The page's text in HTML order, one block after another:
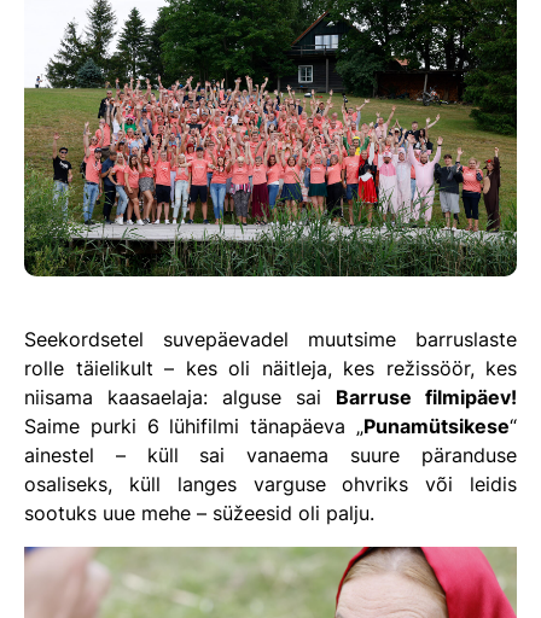
Seekordsetel suvepäevadel muutsime barruslaste
rolle täielikult – kes oli näitleja, kes režissöör, kes
niisama kaasaelaja: alguse sai Barruse filmipäev!
Saime purki 6 lühifilmi tänapäeva „Punamütsikese“
ainestel – küll sai vanaema suure päranduse
osaliseks, küll langes varguse ohvriks või leidis
sootuks uue mehe – süžeesid oli palju.